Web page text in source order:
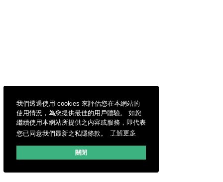
我們透過使用 cookies 來評估您在本網站的
使用情況，為您提供最佳的用戶體驗。 如您
繼續使用本網站所提供之內容或服務，即代表
您已同意我們最新之私隱條款。
了解更多
關閉